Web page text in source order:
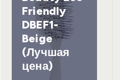
Friendly
DBEF1-
Beige
(Лучшая
цена)